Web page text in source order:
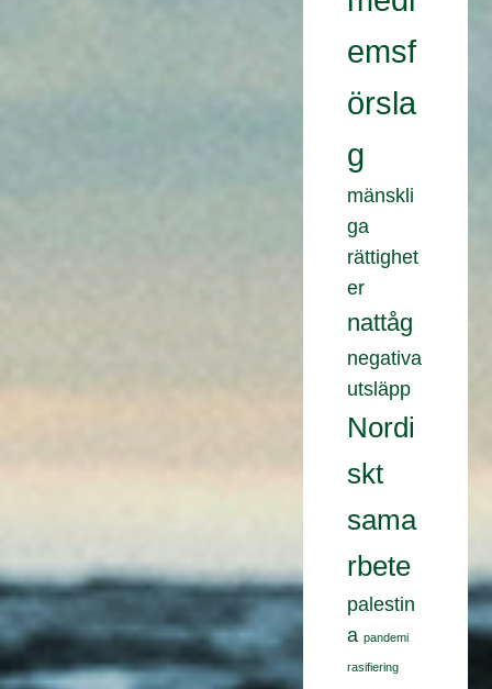
emsf
örsla
g
mänskli
ga
rättighet
er
nattåg
negativa
utsläpp
Nordi
skt
sama
rbete
palestin
a pandemi
rasifiering